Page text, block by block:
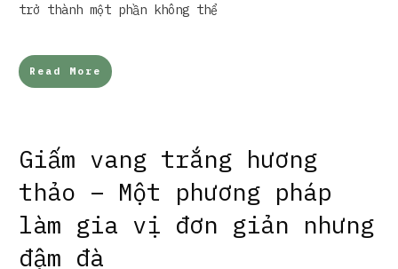
trở thành một phần không thể
Read More
Giấm vang trắng hương
thảo – Một phương pháp
làm gia vị đơn giản nhưng
đậm đà